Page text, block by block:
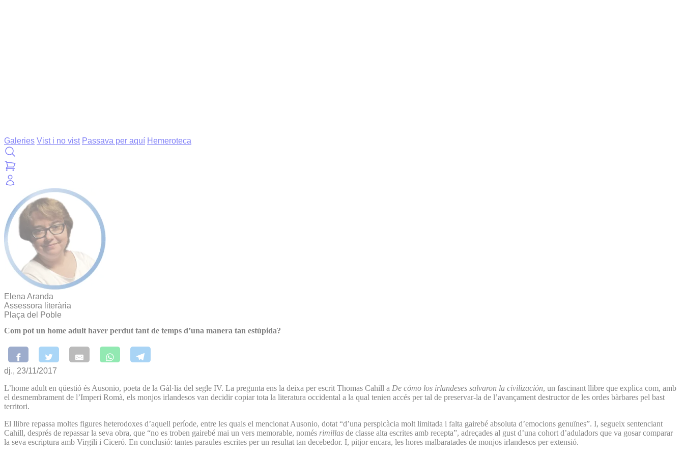
Galeries Vist i no vist Passava per aquí Hemeroteca
Elena Aranda
Assessora literària
Plaça del Poble
Com pot un home adult haver perdut tant de temps d’una manera tan estúpida?
dj., 23/11/2017
L’home adult en qüestió és Ausonio, poeta de la Gàl·lia del segle IV. La pregunta ens la deixa per escrit Thomas Cahill a De cómo los irlandeses salvaron la civilización, un fascinant llibre que explica com, amb
el desmembrament de l’Imperi Romà, els monjos irlandesos van decidir copiar tota la literatura occidental a la qual tenien accés per tal de preservar-la de l’avançament destructor de les ordes bàrbares pel bast
territori.
El llibre repassa moltes figures heterodoxes d’aquell període, entre les quals el mencionat Ausonio, dotat “d’una perspicàcia molt limitada i falta gairebé absoluta d’emocions genuïnes”. I, segueix sentenciant
Cahill, després de repassar la seva obra, que “no es troben gairebé mai un vers memorable, només rimillas de classe alta escrites amb recepta”, adreçades al gust d’una cohort d’aduladors que va gosar comparar
la seva escriptura amb Virgili i Ciceró. En conclusió: tantes paraules escrites per un resultat tan decebedor. I, pitjor encara, les hores malbaratades de monjos irlandesos per extensió.